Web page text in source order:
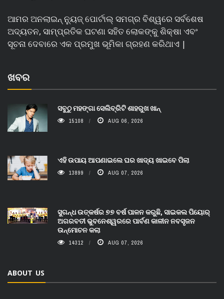
ଆମର ଅନଲାଇନ୍ ନ୍ୟୁଜ୍ ପୋର୍ଟାଲ୍ ସମଗ୍ର ବିଶ୍ୱରେ ସର୍ବଶେଷ
ଅଦ୍ୟତନ, ସାମ୍ପ୍ରତିକ ଘଟଣା ସହିତ ଲୋକଙ୍କୁ ଶିକ୍ଷା ଏବଂ
ସୂଚନା ଦେବାରେ ଏକ ପ୍ରମୁଖ ଭୂମିକା ଗ୍ରହଣ କରିଥାଏ |
ଖବର
ସବୁଠୁ ମହଙ୍ଗା ସେଲିବ୍ରିଟି ଶାହରୁଖ ଖାନ୍
15108 AUG 06, 2026
ଏହି ଉପାୟ ଆପଣାଇଲେ ଘର ଖାଦ୍ୟ ଖାଇବେ ପିଲା
13899 AUG 07, 2026
ସୁଗନ୍ଧ ଉତ୍କର୍ଷର ୭୭ ବର୍ଷ ପାଳନ କରୁଛି, ସାଇକଲ ପିୟୋର୍‌
ଅଗରବତୀ ଭୁବନେଶ୍ୱରରେ ପାର୍ବଣ କାଳୀନ ନବସୃଜନ
ଉନ୍ମୋଚନ କଲା
14312 AUG 07, 2026
ABOUT US